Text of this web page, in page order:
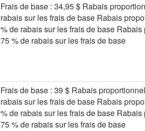
Frais de base : 34,95 $ Rabais
rabais sur les frais de base Rabais
% de rabais sur les frais de base
75 % de rabais sur les frais de base
Frais de base : 39 $ Rabais
rabais sur les frais de base Rabais
% de rabais sur les frais de base
75 % de rabais sur les frais de base